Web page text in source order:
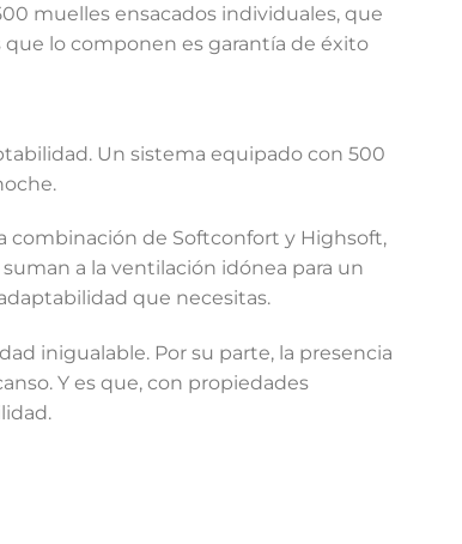
muelles ensacados individuales, que
lo componen es garantía de éxito
Un sistema equipado con 500
combinación de Softconfort y Highsoft,
a la ventilación idónea para un
que necesitas.
inigualable. Por su parte, la presencia
Y es que, con propiedades